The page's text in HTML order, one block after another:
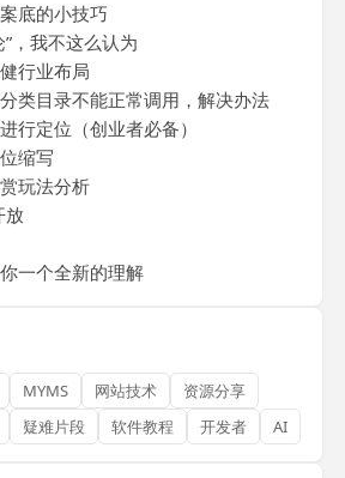
底的小技巧
，我不这么认为
行业布局
类目录不能正常调用，解决办法
行定位（创业者必备）
缩写
玩法分析
放
一个全新的理解
MYMS 网站技术
资源分享
疑难片段 软件教程 开发者 AI